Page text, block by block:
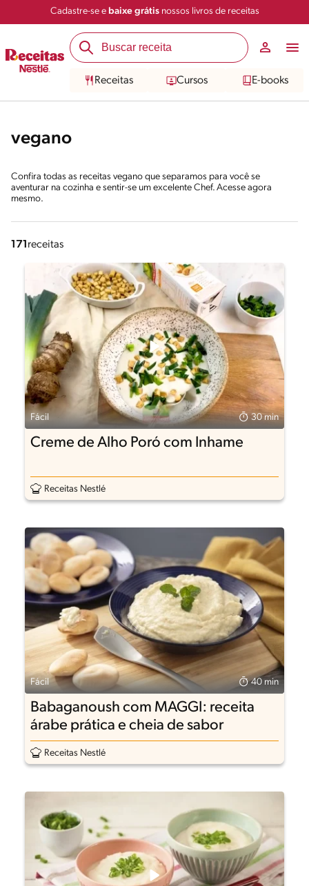
Cadastre-se e baixe grátisnossos livros de receitas
Receitas Cursos E-books
vegano
Confira todas as receitas vegano que separamos para você se
aventurar na cozinha e sentir-se um excelente Chef. Acesse agora
mesmo.
171 receitas
Fácil 30 min
Creme de Alho Poró com Inhame
Receitas Nestlé
Fácil 40 min
Babaganoush com MAGGI: receita
árabe prática e cheia de sabor
Receitas Nestlé